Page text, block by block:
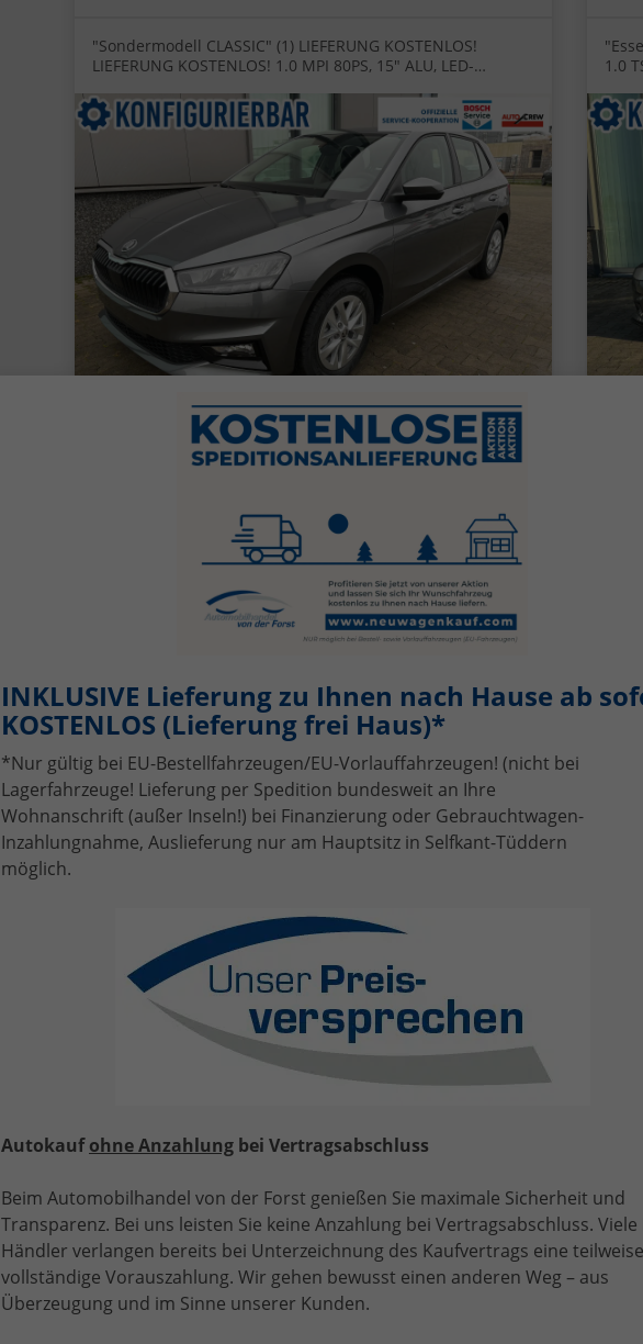
"Sondermodell CLASSIC" (1) LIEFERUNG KOSTENLOS!
LIEFERUNG KOSTENLOS! 1.0 MPI 80PS, 15" ALU, LED-
Parksensoren vorn + hinten, Rückfahrkamera, Sitzheizung,
Tempomat, Klimaanlage, Infotainment 8"+Wireless
SmartLink, Fußmatten, Mittelarmlehne vorne
ab 128,– € mtl.
5-türig, 1.0 MPI ; 59KW/80PS ; 5-Gang-Schaltgetriebe, 59 kW
(80 PS), 999 cm³, 3 Zylinder, Schalt. 5-Gang, Frontantrieb,
kombiniert 5,1 (WLTP), CO₂-Emission kombiniert
116.00 g/km (WLTP), CO₂-Klasse D, Garantieleistung:
Fahrzeuggarantie vom Hersteller, Fahrzeugnr.: 32771
1.0
ab
5-
Seat Arona Wir rufen Sie an!
PDF-Datei,
"Reference" LIEFERUNG KOSTENLOS! 1.0 TSI 95PS, 5 Jahre
Nebelscheinwerfer, 4x elektr. Fensterheber, Dachreling,
Zentralverriegelung mit Fernbedienung
UVL: 3-5 Monate 16.565,– €
ab 129,– € mtl.
mit
ab
INKLUSIVE Lieferung zu Ihnen nach Hause ab
KOSTENLOS (Lieferung frei Haus)*
*Nur gültig bei EU-Bestellfahrzeugen/EU-Vorlauffahrzeugen! (nicht bei
Lagerfahrzeuge! Lieferung per Spedition bundesweit an Ihre
Wohnanschrift (außer Inseln!) bei Finanzierung oder Gebrauchtwagen-
Inzahlungnahme, Auslieferung nur am Hauptsitz in Selfkant-Tüddern
möglich.
Autokaufohne Anzahlung bei Vertragsabschluss
Beim Automobilhandel von der Forst genießen Sie maximale Sicherheit und
Transparenz. Bei uns leisten Sie keine Anzahlung bei Vertragsabschluss. Viele
Händler verlangen bereits bei Unterzeichnung des Kaufvertrags eine
vollständige Vorauszahlung. Wir gehen bewusst einen anderen Weg – aus
Überzeugung und im Sinne unserer Kunden.